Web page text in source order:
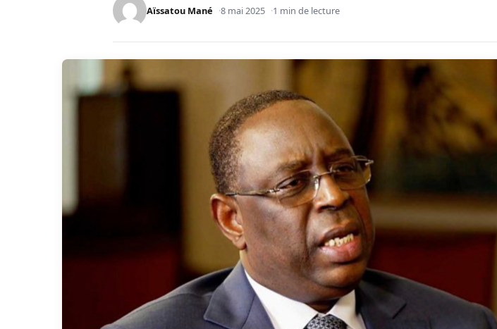
Aïssatou Mané 8 mai 2025 1 min de lecture